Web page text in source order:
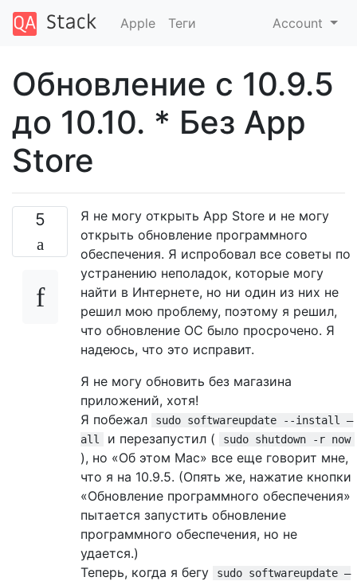
Apple Теги Account
Обновление с 10.9.5
до 10.10. * Без App
Store
5
Я не могу открыть App Store и не могу
открыть обновление программного
обеспечения. Я испробовал все советы по
устранению неполадок, которые могу
найти в Интернете, но ни один из них не
решил мою проблему, поэтому я решил,
что обновление ОС было просрочено. Я
надеюсь, что это исправит.
Я не могу обновить без магазина
приложений, хотя!
Я побежал
sudo softwareupdate --install —
all
и перезапустил ( sudo shutdown -r now
), но «Об этом Mac» все еще говорит мне,
что я на 10.9.5. (Опять же, нажатие кнопки
«Обновление программного обеспечения»
пытается запустить обновление
программного обеспечения, но не
удается.)
Теперь, когда я бегу
sudo softwareupdate —